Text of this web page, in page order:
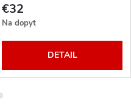
€32
Na dopyt
DETAIL